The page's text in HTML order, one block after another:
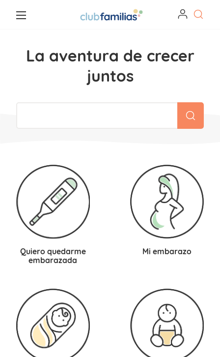
La aventura de crecer
juntos
Quiero quedarme
embarazada
Mi embarazo